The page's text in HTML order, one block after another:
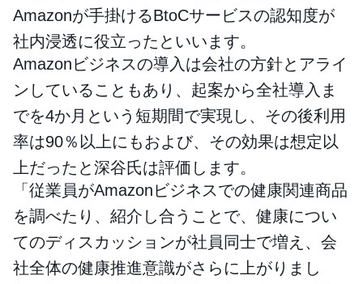
Amazonが手掛けるBtoCサービスの認知度が
社内浸透に役立ったといいます。
Amazonビジネスの導入は会社の方針とアライ
ンしていることもあり、起案から全社導入ま
でを4か月という短期間で実現し、その後利用
率は90％以上にもおよび、その効果は想定以
上だったと深谷氏は評価します。
「従業員がAmazonビジネスでの健康関連商品
を調べたり、紹介し合うことで、健康につい
てのディスカッションが社員同士で増え、会
社全体の健康推進意識がさらに上がりまし